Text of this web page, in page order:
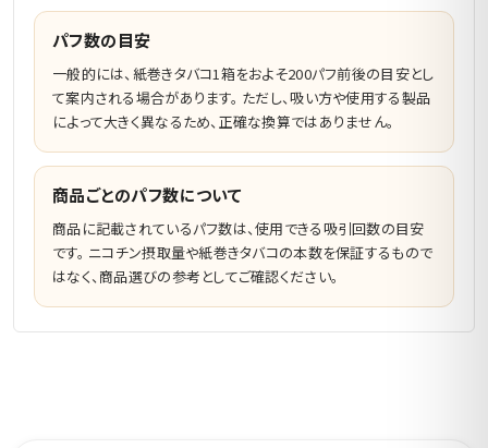
パフ数の目安
一般的には、紙巻きタバコ1箱をおよそ200パフ前後の目安とし
て案内される場合があります。 ただし、吸い方や使用する製品
によって大きく異なるため、正確な換算ではありません。
商品ごとのパフ数について
商品に記載されているパフ数は、使用できる吸引回数の目安
です。 ニコチン摂取量や紙巻きタバコの本数を保証するもので
はなく、商品選びの参考としてご確認ください。